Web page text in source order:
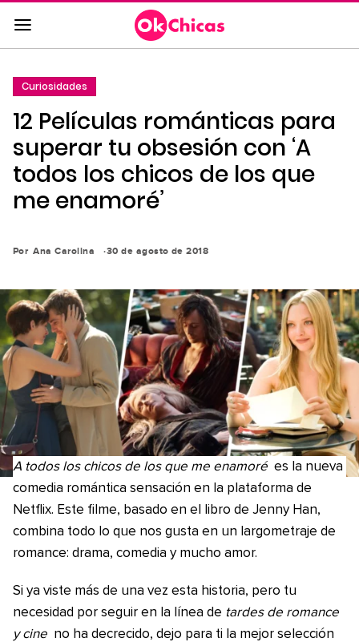
Saltar
al
contenido
la
navegación
principal
Curiosidades
12 Películas románticas para
superar tu obsesión con ‘A
todos los chicos de los que
me enamoré’
Por Ana Carolina 30 de agosto de 2018
A todos los chicos de los que me enamoré es la nueva
comedia romántica sensación en la plataforma de
Netflix. Este filme, basado en el libro de Jenny Han,
combina todo lo que nos gusta en un largometraje de
romance: drama, comedia y mucho amor.
Si ya viste más de una vez esta historia, pero tu
necesidad por seguir en la línea de tardes de romance
y cine no ha decrecido, dejo para ti la mejor selección